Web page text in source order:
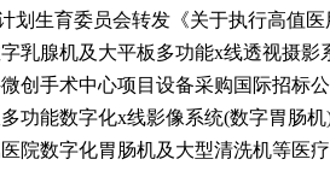
划生育委员会转发《关于执行高值
乳腺机及大平板多功能x线透视摄
创手术中心项目设备采购国际招标
功能数字化x线影像系统(数字胃肠
院数字化胃肠机及大型清洗机等医